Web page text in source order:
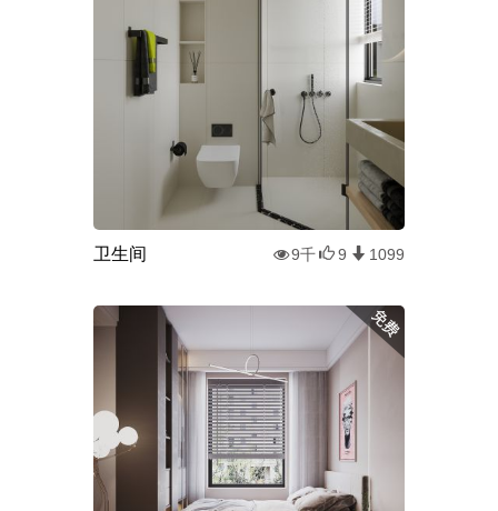
卫生间 9千 9 1099